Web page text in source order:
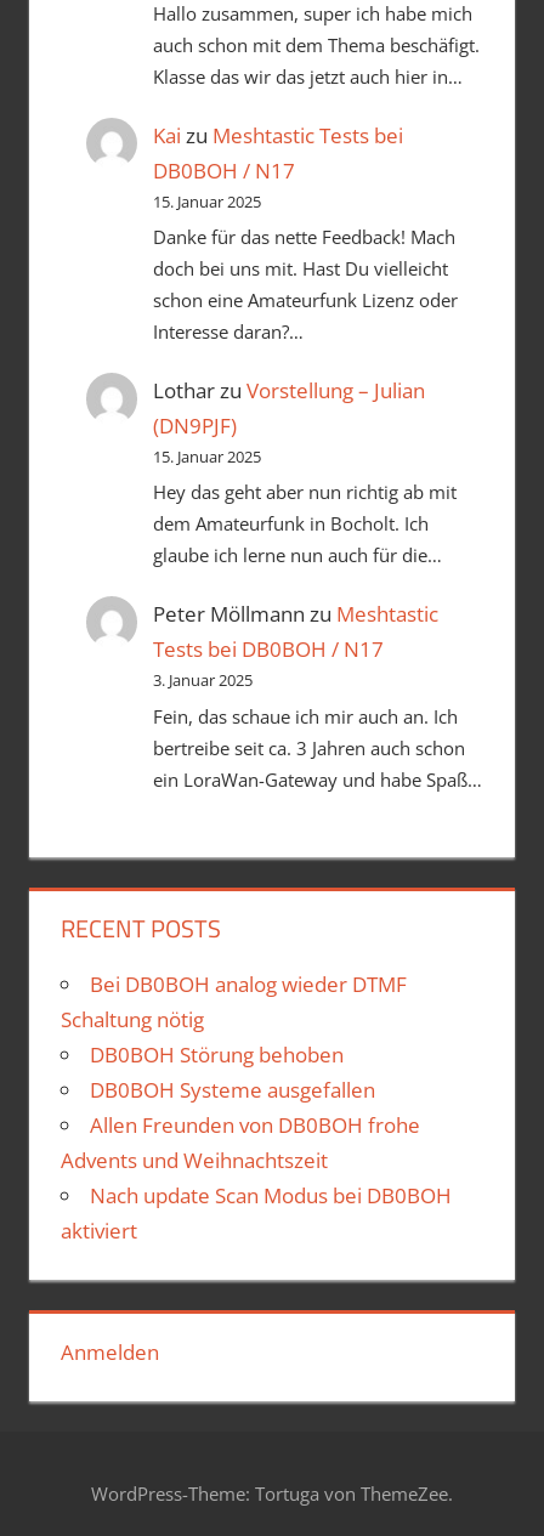
Hallo zusammen, super ich habe mich
auch schon mit dem Thema beschäfigt.
Klasse das wir das jetzt auch hier in…
Kai zu Meshtastic Tests bei
DB0BOH / N17
15. Januar 2025
Danke für das nette Feedback! Mach
doch bei uns mit. Hast Du vielleicht
schon eine Amateurfunk Lizenz oder
Interesse daran?…
Lotharzu Vorstellung – Julian
(DN9PJF)
15. Januar 2025
Hey das geht aber nun richtig ab mit
dem Amateurfunk in Bocholt. Ich
glaube ich lerne nun auch für die…
Peter Möllmann zu Meshtastic
Tests bei DB0BOH / N17
3. Januar 2025
Fein, das schaue ich mir auch an. Ich
bertreibe seit ca. 3 Jahren auch schon
ein LoraWan-Gateway und habe Spaß…
RECENT POSTS
Bei DB0BOH analog wieder DTMF
Schaltung nötig
DB0BOH Störung behoben
DB0BOH Systeme ausgefallen
Allen Freunden von DB0BOH frohe
Advents und Weihnachtszeit
Nach update Scan Modus bei DB0BOH
aktiviert
Anmelden
WordPress-Theme: Tortuga von ThemeZee.